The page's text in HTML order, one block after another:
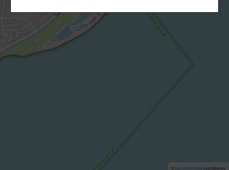
© OpenStreetMapcontributors.